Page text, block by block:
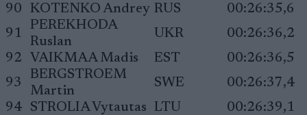
90
KOTENKO Andrey RUS
00:26:35,6
91
PEREKHODA
Ruslan
UKR
00:26:36,2
92
VAIKMAA Madis EST
00:26:36,5
93
BERGSTROEM
Martin
SWE
00:26:37,4
94
STROLIA Vytautas LTU
00:26:39,1